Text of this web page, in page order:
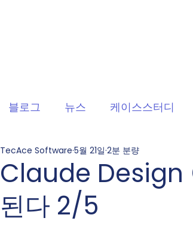
블로그 뉴스 케이스스터디
Claude Design
된다 2/5
TecAce Software5월 21일2분 분량